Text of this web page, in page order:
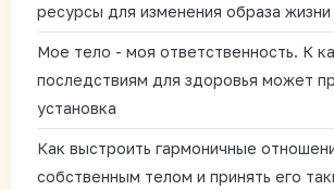
ресурсы для изменения образа жизни
Мое тело - моя ответственность. К
последствиям для здоровья может
установка
Как выстроить гармоничные
собственным телом и принять его